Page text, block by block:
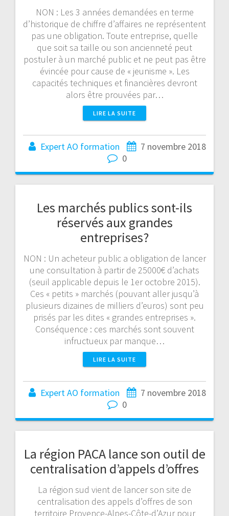
NON : Les 3 années demandées en terme
d’historique de chiffre d’affaires ne représentent
pas une obligation. Toute entreprise, quelle
que soit sa taille ou son ancienneté peut
postuler à un marché public et ne peut pas être
évincée pour cause de « jeunisme ». Les
capacités techniques et financières devront
alors être prouvées par…
LIRE LA SUITE
Expert AO formation
7 novembre 2018
0
Les marchés publics sont-ils
réservés aux grandes
entreprises?
NON : Un acheteur public a obligation de lancer
une consultation à partir de 25000€ d’achats
(seuil applicable depuis le 1er octobre 2015).
Ces « petits » marchés (pouvant aller jusqu’à
plusieurs dizaines de milliers d’euros) sont peu
prisés par les dites « grandes entreprises ».
Conséquence : ces marchés sont souvent
infructueux par manque…
LIRE LA SUITE
Expert AO formation
7 novembre 2018
0
La région PACA lance son outil de
centralisation d’appels d’offres
La région sud vient de lancer son site de
centralisation des appels d’offres de son
territoire Provence-Alpes-Côte-d’Azur pour